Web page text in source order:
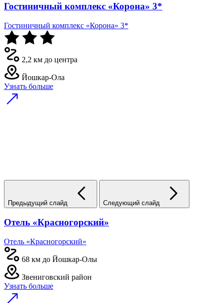
Гостиничный комплекс «Корона» 3*
Гостиничный комплекс «Корона» 3*
2,2 км до центра
Йошкар-Ола
Узнать больше
Предыдущий слайд Следующий слайд
Отель «Красногорский»
Отель «Красногорский»
68 км до Йошкар-Олы
Звениговский район
Узнать больше